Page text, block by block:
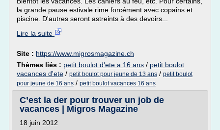
la grande pause estivale rime forcément avec copains et
piscine. D'autres seront astreints à des devoirs...
Lire la suite
Site : https://www.migrosmagazine.ch
Thèmes liés : petit boulot d'ete a 16 ans / petit boulot
vacances d'ete / petit boulot pour jeune de 13 ans / petit boulot
pour jeune de 16 ans / petit boulot vacances 16 ans
C’est la der pour trouver un job de
vacances | Migros Magazine
18 juin 2012